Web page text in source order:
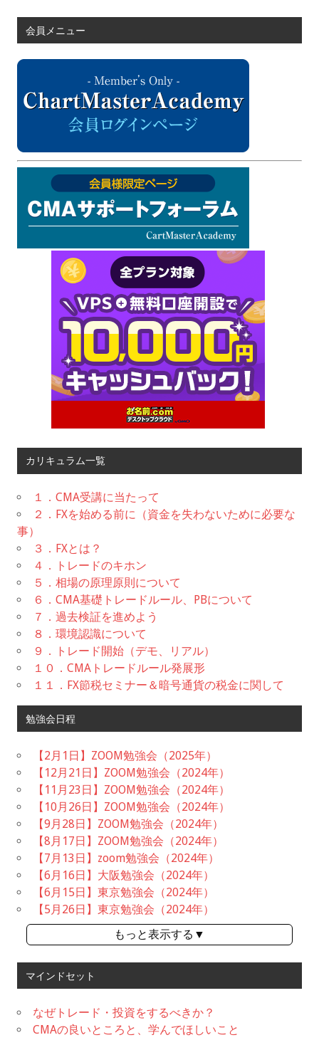
会員メニュー
カリキュラム一覧
１．CMA受講に当たって
２．FXを始める前に（資金を失わないために必要な
事）
３．FXとは？
４．トレードのキホン
５．相場の原理原則について
６．CMA基礎トレードルール、PBについて
７．過去検証を進めよう
８．環境認識について
９．トレード開始（デモ、リアル）
１０．CMAトレードルール発展形
１１．FX節税セミナー＆暗号通貨の税金に関して
勉強会日程
【2月1日】ZOOM勉強会（2025年）
【12月21日】ZOOM勉強会（2024年）
【11月23日】ZOOM勉強会（2024年）
【10月26日】ZOOM勉強会（2024年）
【9月28日】ZOOM勉強会（2024年）
【8月17日】ZOOM勉強会（2024年）
【7月13日】zoom勉強会（2024年）
【6月16日】大阪勉強会（2024年）
【6月15日】東京勉強会（2024年）
【5月26日】東京勉強会（2024年）
もっと表示する▼
マインドセット
なぜトレード・投資をするべきか？
CMAの良いところと、学んでほしいこと